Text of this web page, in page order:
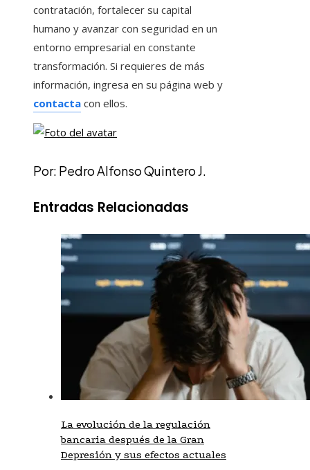
contratación, fortalecer su capital
humano y avanzar con seguridad en un
entorno empresarial en constante
transformación. Si requieres de más
información, ingresa en su página web y
contacta con ellos.
Por: Pedro Alfonso Quintero J.
Entradas Relacionadas
La evolución de la regulación
bancaria después de la Gran
Depresión y sus efectos actuales